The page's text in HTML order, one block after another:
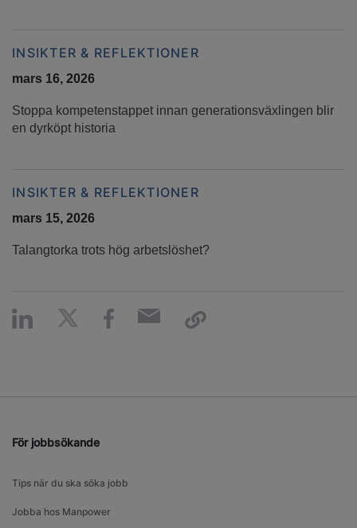
INSIKTER & REFLEKTIONER
mars 16, 2026
Stoppa kompetenstappet innan generationsväxlingen blir
en dyrköpt historia
INSIKTER & REFLEKTIONER
mars 15, 2026
Talangtorka trots hög arbetslöshet?
För jobbsökande
Tips när du ska söka jobb
Jobba hos Manpower